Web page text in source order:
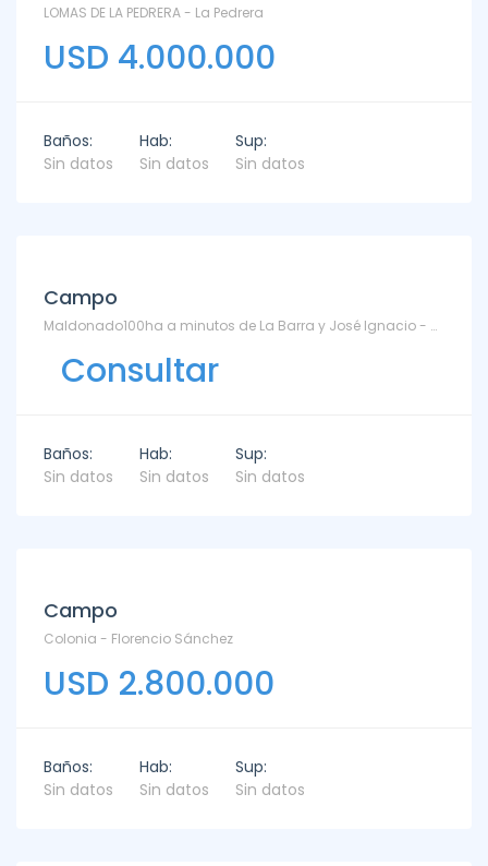
LOMAS DE LA PEDRERA - La Pedrera
USD 4.000.000
Baños:
Sin datos
Hab:
Sin datos
Sup:
Sin datos
Campo
Maldonado100ha a minutos de La Barra y José Ignacio - Manantiales
Consultar
Baños:
Sin datos
Hab:
Sin datos
Sup:
Sin datos
Campo
Colonia - Florencio Sánchez
USD 2.800.000
Baños:
Sin datos
Hab:
Sin datos
Sup:
Sin datos